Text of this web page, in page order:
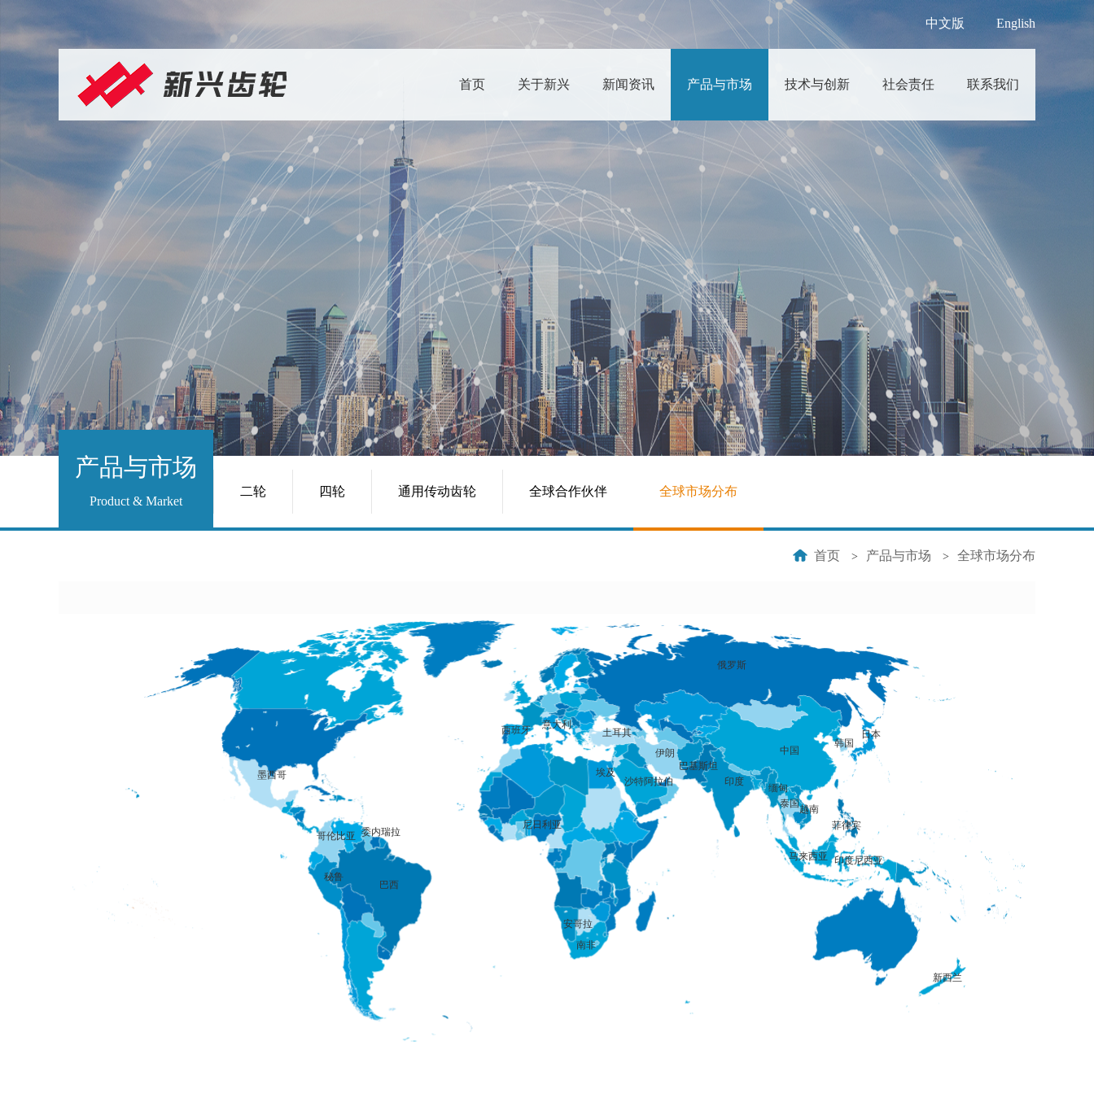
English
中文版
首页 关于新兴 新闻资讯 产品与市场 技术与创新 社会责任 联系我们
产品与市场
Product & Market
二轮 四轮 通用传动齿轮 全球合作伙伴 全球市场分布
首页 > 产品与市场 > 全球市场分布
沙特阿拉伯
埃及
尼日利亚
安哥拉
南非
新西兰
马来西亚
菲律宾
印度尼西亚
缅甸
越南
泰国
印度
韩国
日本
巴基斯坦
伊朗
土耳其
西班牙
俄罗斯
意大利
哥伦比亚 委内瑞拉
秘鲁
墨西哥
巴西
中国